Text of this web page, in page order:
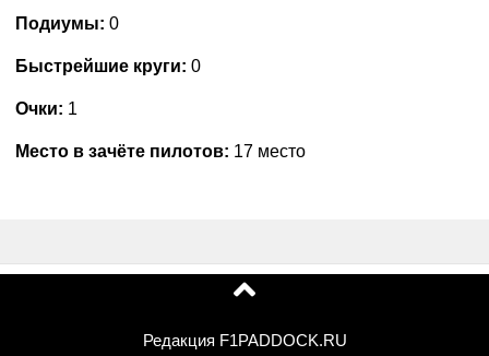
Подиумы: 0
Быстрейшие круги: 0
Очки: 1
Место в зачёте пилотов: 17 место
Редакция F1PADDOCK.RU